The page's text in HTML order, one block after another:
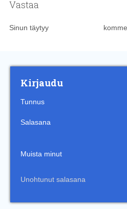
Vastaa
Sinun täytyy
Kirjaudu
Tunnus
Salasana
Muista minut
Unohtunut salasana